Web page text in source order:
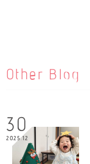
Other Blog
30
2025.12